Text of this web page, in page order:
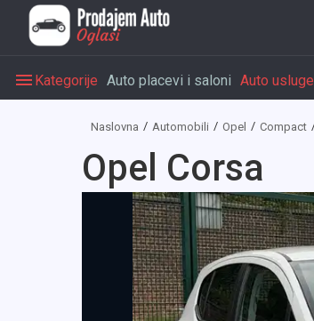
Kategorije Auto placevi i saloni Auto usluge
Naslovna Automobili Opel Compact
Opel Corsa